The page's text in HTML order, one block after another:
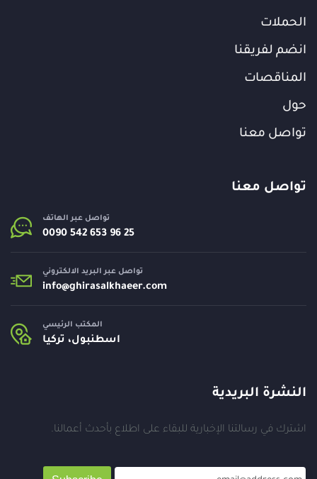
الحملات
انضم لفريقنا
المناقصات
حول
تواصل معنا
تواصل معنا
تواصل عبر الهاتف
تواصل عبر البريد الالكتروني
info@ghirasalkhaeer.com
المكتب الرئيسي
اسطنبول، تركيا
النشرة البريدية
اشترك في رسالتنا الإخبارية للبقاء على اطلاع بأحدث أعمالنا.